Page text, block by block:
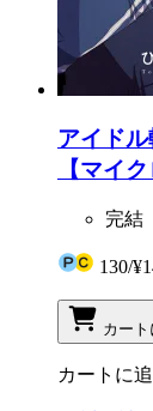
アイド
【マイ
完結
130/
カート
カートに